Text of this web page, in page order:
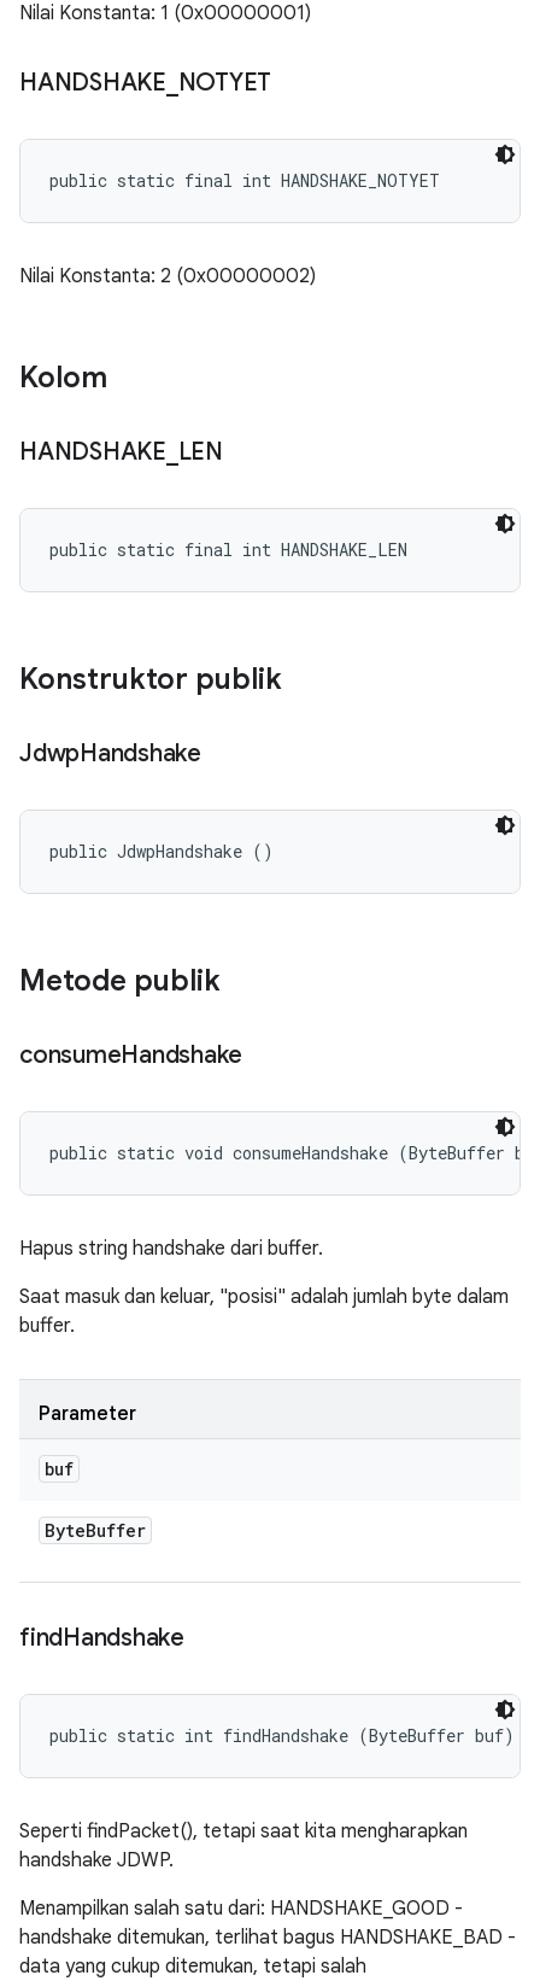
Nilai Konstanta: 1 (0x00000001)
HANDSHAKE NOTYET
public static final int HANDSHAKE_NOTYET
Nilai Konstanta: 2 (0x00000002)
Kolom
HANDSHAKE LEN
public static final int HANDSHAKE_LEN
Konstruktor publik
JdwpHandshake
public JdwpHandshake ()
Metode publik
consumeHandshake
public static void consumeHandshake (ByteBuffer
Hapus string handshake dari buffer.
Saat masuk dan keluar, "posisi" adalah jumlah byte dalam
buffer.
Parameter
buf
ByteBuffer
findHandshake
public static int findHandshake (ByteBuffer buf)
Seperti findPacket(), tetapi saat kita mengharapkan
handshake JDWP.
Menampilkan salah satu dari: HANDSHAKE_GOOD -
handshake ditemukan, terlihat bagus HANDSHAKE_BAD -
data yang cukup ditemukan, tetapi salah